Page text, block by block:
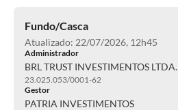
Fundo/Casca
Atualizado: 22/07/2026, 12h45
Administrador
BRL TRUST INVESTIMENTOS LTDA.
23.025.053/0001-62
Gestor
PATRIA INVESTIMENTOS